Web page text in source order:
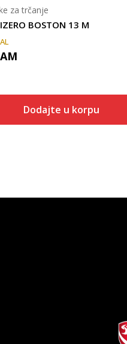
BOSTON 13 M
za trčanje
Dodajte u korpu